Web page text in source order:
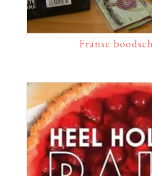
Franse